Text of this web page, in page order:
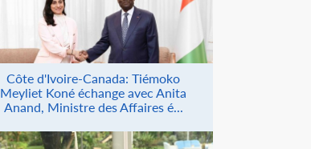
Côte d'Ivoire-Canada: Tiémoko
Meyliet Koné échange avec Anita
Anand, Ministre des Affaires é...